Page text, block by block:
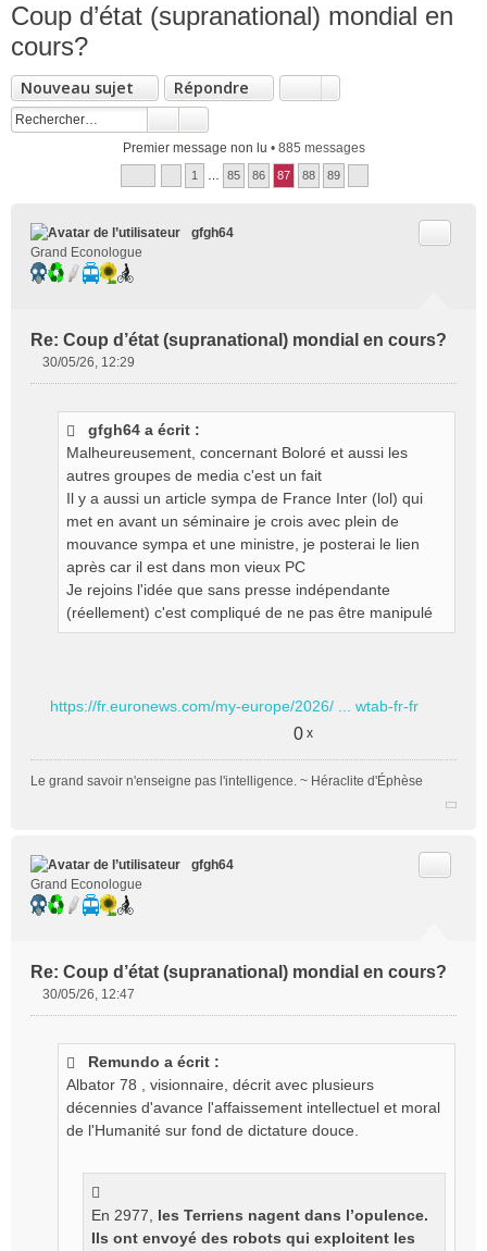
Coup d’état (supranational) mondial en
cours?
Nouveau sujet Répondre
Premier message non lu • 885 messages
1 85 86 87 88 89
gfgh64
Grand Econologue
Re: Coup d’état (supranational) mondial en cours?
30/05/26, 12:29
gfgh64 a écrit :
Malheureusement, concernant Boloré et aussi les
autres groupes de media c'est un fait
Il y a aussi un article sympa de France Inter (lol) qui
met en avant un séminaire je crois avec plein de
mouvance sympa et une ministre, je posterai le lien
après car il est dans mon vieux PC
Je rejoins l'idée que sans presse indépendante
(réellement) c'est compliqué de ne pas être manipulé
https://fr.euronews.com/my-europe/2026/ ... wtab-fr-fr
0 x
Le grand savoir n'enseigne pas l'intelligence. ~ Héraclite d'Éphèse
gfgh64
Grand Econologue
Re: Coup d’état (supranational) mondial en cours?
30/05/26, 12:47
Remundo a écrit :
Albator 78 , visionnaire, décrit avec plusieurs
décennies d'avance l'affaissement intellectuel et moral
de l'Humanité sur fond de dictature douce.
En 2977, les Terriens nagent dans l’opulence.
Ils ont envoyé des robots qui exploitent les